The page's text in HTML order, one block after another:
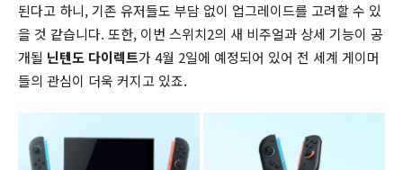
된다고 하니, 기존 유저들도 부담 없이 업그레이드를 고려할 수 있
을 것 같습니다. 또한, 이번 스위치2의 새 비주얼과 상세 기능이 공
개될 닌텐도 다이렉트가 4월 2일에 예정되어 있어 전 세계 게이머
들의 관심이 더욱 커지고 있죠.